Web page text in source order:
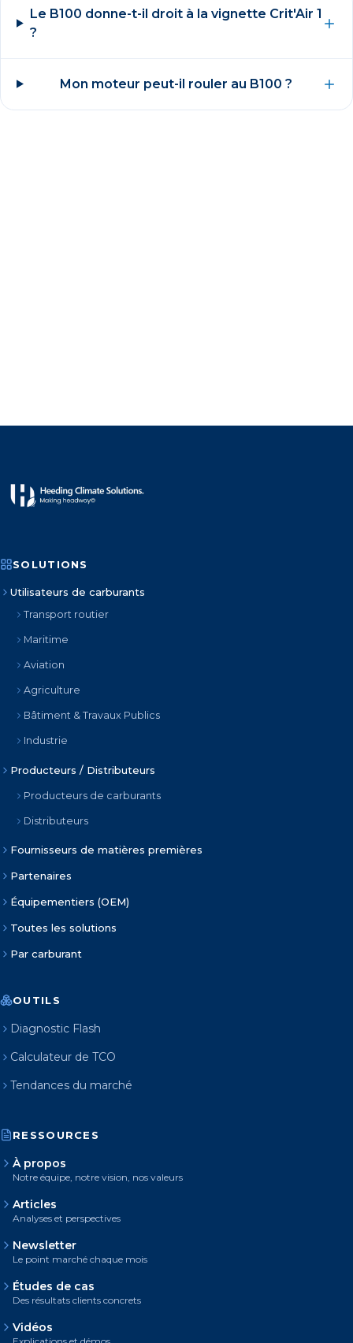
Le B100 donne-t-il droit à la vignette Crit'Air 1
?
Mon moteur peut-il rouler au B100 ?
SOLUTIONS
Utilisateurs de carburants
Transport routier
Maritime
Aviation
Agriculture
Bâtiment & Travaux Publics
Industrie
Producteurs / Distributeurs
Producteurs de carburants
Distributeurs
Fournisseurs de matières premières
Partenaires
Équipementiers (OEM)
Toutes les solutions
Par carburant
OUTILS
Diagnostic Flash
Calculateur de TCO
Tendances du marché
RESSOURCES
À propos
Notre équipe, notre vision, nos valeurs
Articles
Analyses et perspectives
Newsletter
Le point marché chaque mois
Études de cas
Des résultats clients concrets
Vidéos
Explications et démos